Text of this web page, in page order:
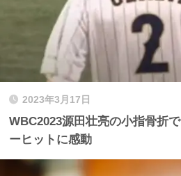
2023年3月17日
WBC2023源田壮亮の小指骨折
ーヒットに感動